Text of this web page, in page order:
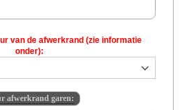
van de afwerkrand (zie informatie
onder):
afwerkrand garen: